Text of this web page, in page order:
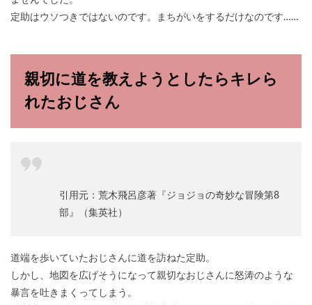
定助はウソつきではないのです。まちがいをするだけなのです……
親切に道を教えようとしたらキレら
れたおじさん
引用元：荒木飛呂彦著『ジョジョの奇妙な冒険第8
部』（集英社）
道端を歩いていたおじさんに道を訪ねた定助。
しかし、地図を広げそうになって親切なおじさんに怒涛のような
暴言を吐きまくってしまう。